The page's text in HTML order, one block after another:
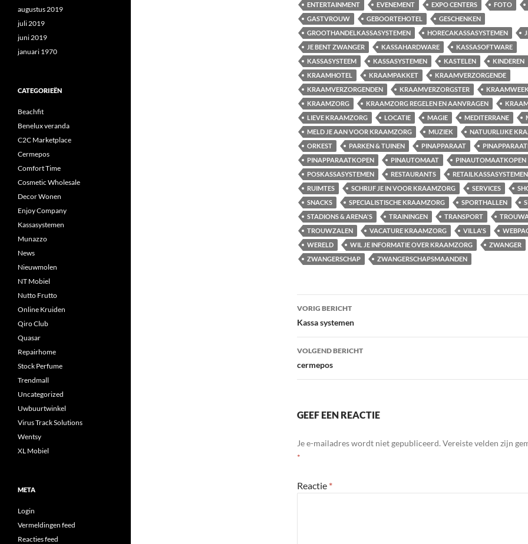
ENTERTAINMENT
EVENEMENT EXPO CENTERS
FOTO
GASTVROUW
GEBOORTEHOTEL
GESCHENKEN
GROOTHANDELKASSASYSTEMEN
HORECAKASSASYSTEMEN
JE BENT ZWANGER
KASSAHARDWARE
KASSASOFTWARE
KASSASYSTEEM
KASSASYSTEMEN KASTELEN
KINDEREN
KRAAMHOTEL
KRAAMPAKKET
KRAAMVERZORGENDE
KRAAMVERZORGENDEN
KRAAMVERZORGSTER
KRAAMZORG
KRAAMZORG REGELEN EN AANVRAGEN
LIEVE KRAAMZORG
LOCATIE MAGIE MEDITERRANE
MELD JE AAN VOOR KRAAMZORG
MUZIEK
NATUURLIJKE
ORKEST
PARKEN & TUINEN PINAPPARAAT
PINAPPARAATKOPEN
PINAUTOMAAT
PINAUTOMAATKOPEN
POSKASSASYSTEMEN
RESTAURANTS
RETAILKASSASYSTEMEN
RUIMTES
SCHRIJF JE IN VOOR KRAAMZORG SERVICES
SNACKS
SPECIALISTISCHE KRAAMZORG SPORTHALLEN
STADIONS & ARENA'S
TRAININGEN TRANSPORT
TROUWZALEN
VACATURE KRAAMZORG VILLA'S
WERELD
WIL JE INFORMATIE OVER KRAAMZORG
ZWANGER
ZWANGERSCHAP
ZWANGERSCHAPSMAANDEN
Bericht
navigatie
VORIG BERICHT
Kassa systemen
VOLGEND BERICHT
cermepos
GEEF EEN REACTIE
Je e-mailadres wordt niet gepubliceerd. Vereiste velden zijn
*
Reactie *
augustus 2019
juli 2019
juni 2019
januari 1970
CATEGORIEËN
Beachfit
Benelux veranda
C2C Marketplace
Cermepos
Comfort Time
Cosmetic Wholesale
Decor Wonen
Enjoy Company
Kassasystemen
Munazzo
News
Nieuwmolen
NT Mobiel
Nutto Frutto
Online Kruiden
Qiro Club
Quasar
Repairhome
Stock Perfume
Trendmall
Uncategorized
Uwbuurtwinkel
Virus Track Solutions
Wentsy
XL Mobiel
META
Login
Vermeldingen feed
Reacties feed